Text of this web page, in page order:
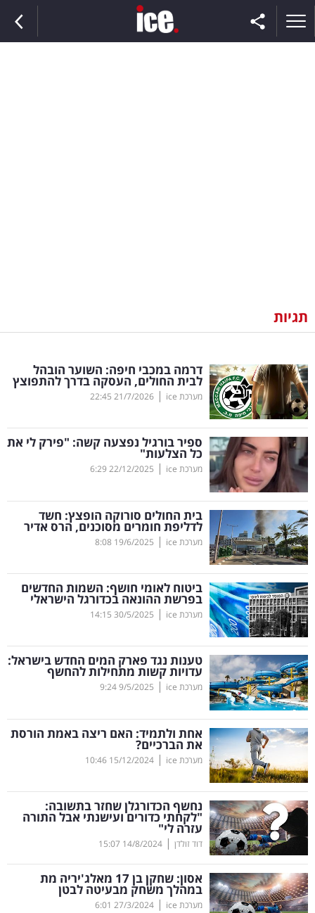
וצרכנות
דיגיטל
וטק
שיווק
ופרסום
משפט
מדדים
ומחקרים
דעות
רכילות
עסקית
קריפטו
ויראלי
טלוויזיה
ספורט
קריירה
ולימודים
מינויים
רייטינג
תגיות
דרמה במכבי חיפה: השוער הובהל
לבית החולים, העסקה בדרך להתפוצץ
מערכת ice |
21/7/2026
22:45
ספיר בורגיל נפצעה קשה: "פירק לי את
כל הצלעות"
מערכת ice |
22/12/2025
6:29
בית החולים סורוקה הופצץ: חשד
לדליפת חומרים מסוכנים, הרס אדיר
מערכת ice |
19/6/2025
8:08
ביטוח לאומי חושף: השמות החדשים
בפרשת ההונאה בכדורגל הישראלי
מערכת ice |
30/5/2025
14:15
טענות נגד פארק המים החדש בישראל:
עדויות קשות מתחילות להחשף
מערכת ice |
9/5/2025
9:24
אחת ולתמיד: האם ריצה באמת הורסת
את הברכיים?
מערכת ice |
15/12/2024
10:46
נחשף הכדורגלן שחזר בתשובה:
"לקחתי כדורים ועישנתי אבל התורה
עזרה לי"
דוד זולדן |
14/8/2024
15:07
אסון: שחקן בן 17 מאלג'יריה מת
במהלך משחק מבעיטה לבטן
מערכת ice |
27/3/2024
6:01